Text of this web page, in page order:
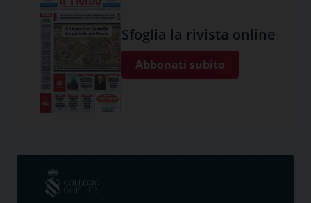
Sfoglia la rivista online
Abbonati subito